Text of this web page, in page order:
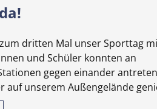
dritten Mal unser Sporttag
und Schüler konnten an
gegen einander
auf unserem Außengelände